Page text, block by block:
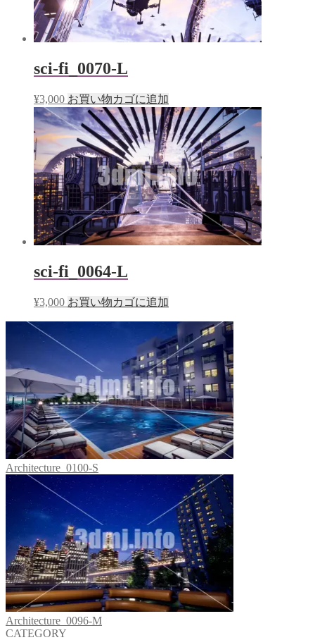
sci-fi_0070-L
¥3,000 お買い物カゴに追加
sci-fi_0064-L
¥3,000 お買い物カゴに追加
Architecture_0100-S
Architecture_0096-M
CATEGORY